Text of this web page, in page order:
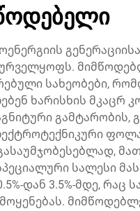
სახეობები,
ხარისხის მკაცრ
გამტარობის,
სალესი
დან 3.5%-მდე, რაც